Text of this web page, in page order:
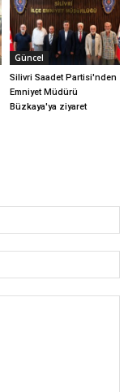
Güncel
Silivri Saadet Partisi'nden
Emniyet Müdürü
Büzkaya'ya ziyaret